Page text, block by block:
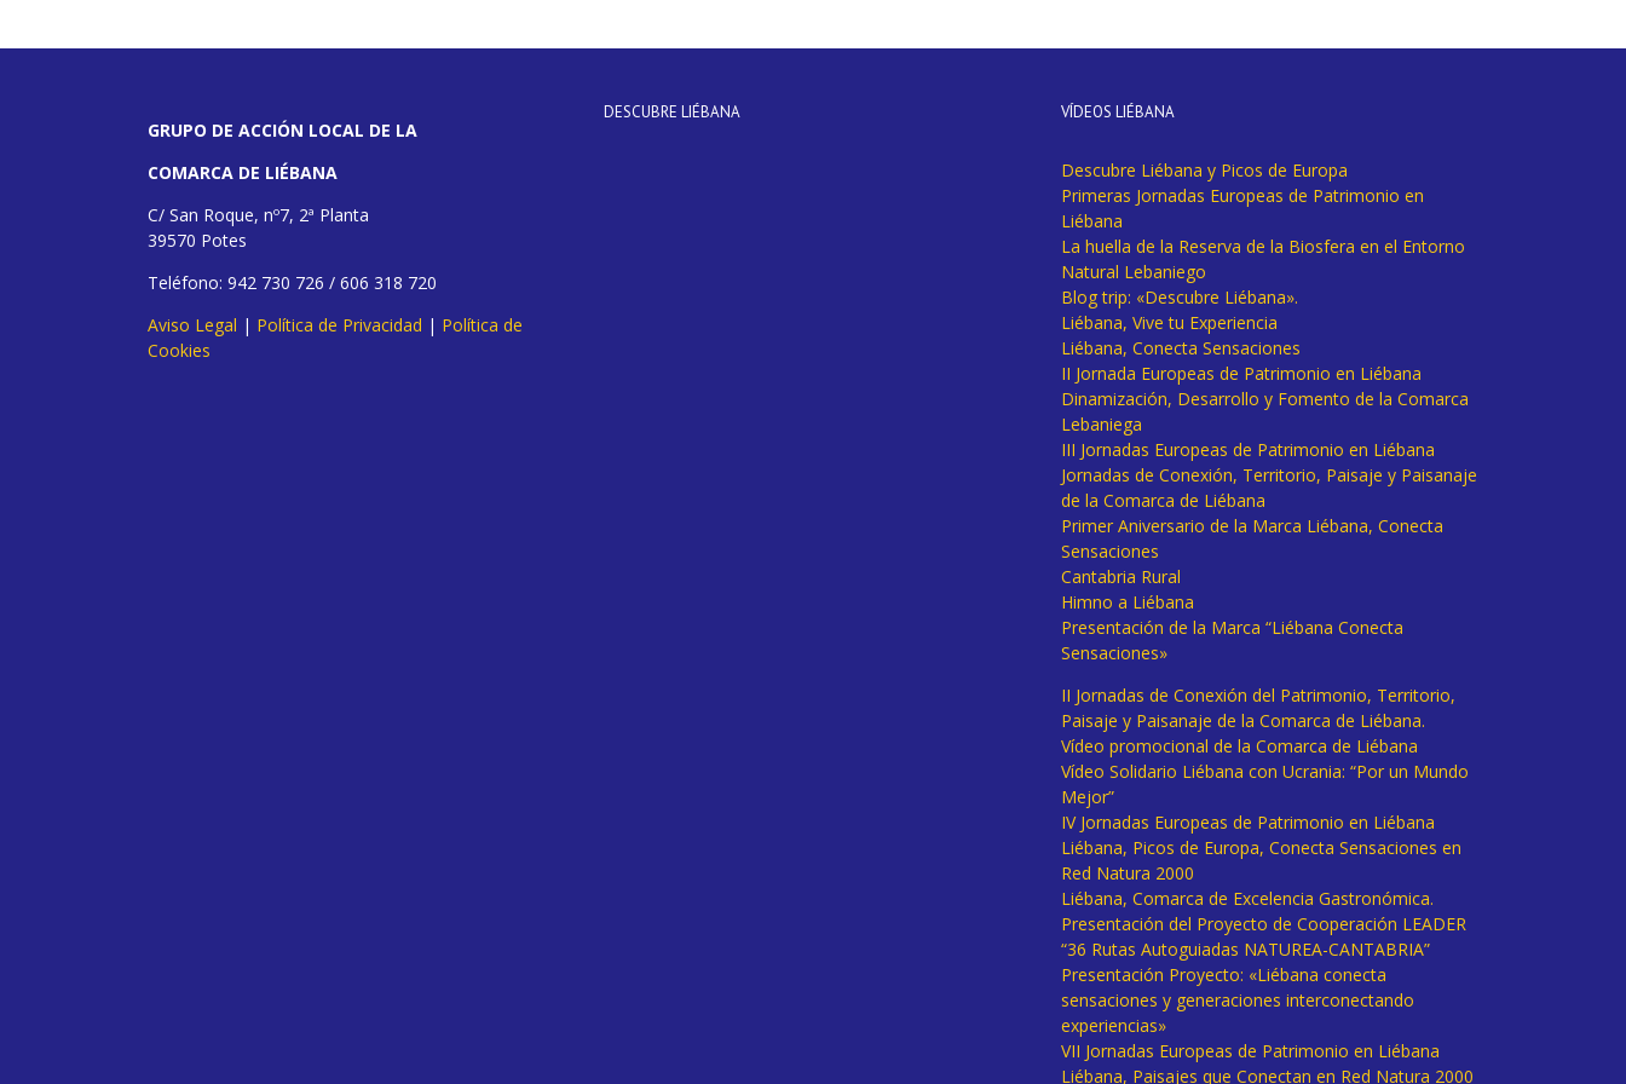
GRUPO DE ACCIÓN LOCAL DE LA
COMARCA DE LIÉBANA
C/ San Roque, nº7, 2ª Planta
39570 Potes
Teléfono: 942 730 726 / 606 318 720
Aviso Legal | Política de Privacidad | Política de
Cookies
DESCUBRE LIÉBANA VÍDEOS LIÉBANA
Descubre Liébana y Picos de Europa
Primeras Jornadas Europeas de Patrimonio en
Liébana
La huella de la Reserva de la Biosfera en el Entorno
Natural Lebaniego
Blog trip: «Descubre Liébana».
Liébana, Vive tu Experiencia
Liébana, Conecta Sensaciones
II Jornada Europeas de Patrimonio en Liébana
Dinamización, Desarrollo y Fomento de la Comarca
Lebaniega
III Jornadas Europeas de Patrimonio en Liébana
Jornadas de Conexión, Territorio, Paisaje y Paisanaje
de la Comarca de Liébana
Primer Aniversario de la Marca Liébana, Conecta
Sensaciones
Cantabria Rural
Himno a Liébana
Presentación de la Marca “Liébana Conecta
Sensaciones»
II Jornadas de Conexión del Patrimonio, Territorio,
Paisaje y Paisanaje de la Comarca de Liébana.
Vídeo promocional de la Comarca de Liébana
Vídeo Solidario Liébana con Ucrania: “Por un Mundo
Mejor”
IV Jornadas Europeas de Patrimonio en Liébana
Liébana, Picos de Europa, Conecta Sensaciones en
Red Natura 2000
Liébana, Comarca de Excelencia Gastronómica.
Presentación del Proyecto de Cooperación LEADER
“36 Rutas Autoguiadas NATUREA-CANTABRIA”
Presentación Proyecto: «Liébana conecta
sensaciones y generaciones interconectando
experiencias»
VII Jornadas Europeas de Patrimonio en Liébana
Liébana, Paisajes que Conectan en Red Natura 2000